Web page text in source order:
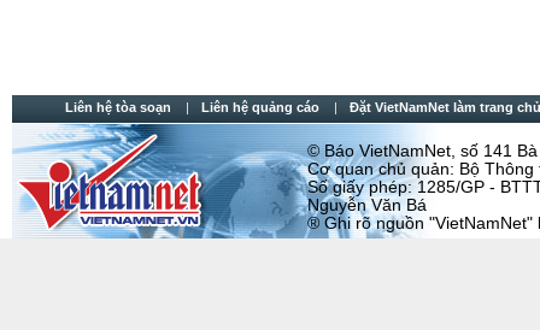
Liên hệ tòa soạn Liên hệ quảng cáo Đặt VietNamNet làm trang chủ
© Báo VietNamNet, số 141
Cơ quan chủ quản: Bộ Thông
Số giấy phép: 1285/GP -
Nguyễn Văn Bá
® Ghi rõ nguồn "VietNamNet"